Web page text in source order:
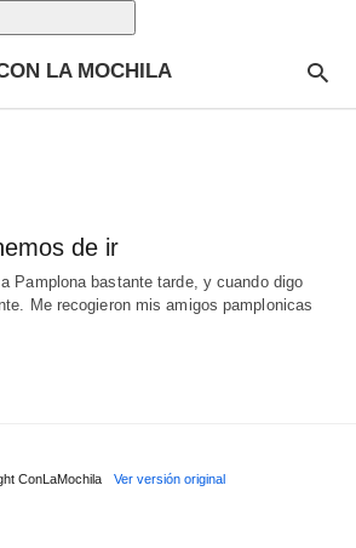
LA MOCHILA
de ir
Pamplona bastante tarde, y cuando digo
Me recogieron mis amigos pamplonicas
ConLaMochila Ver versión original